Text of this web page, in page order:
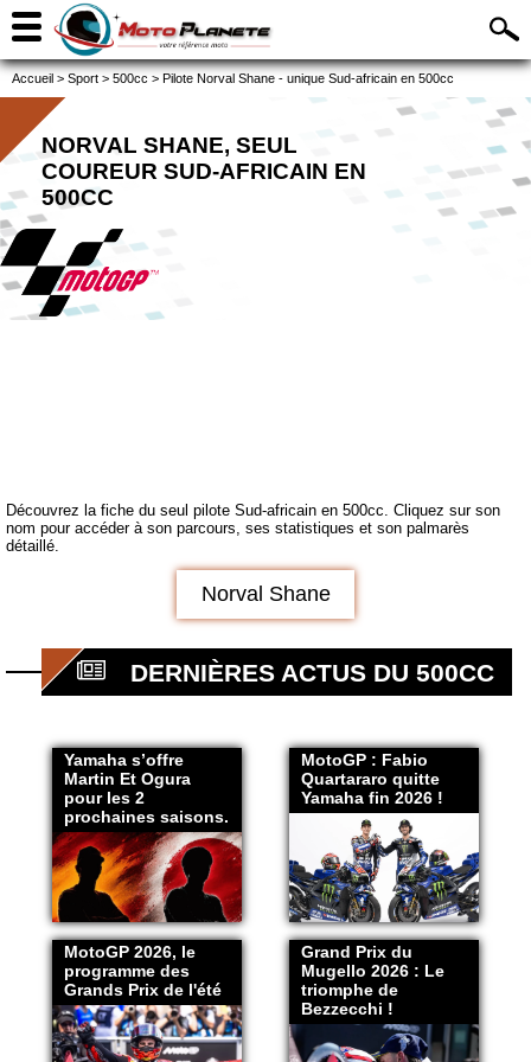
Accueil > Sport > 500cc > Pilote Norval Shane - unique Sud-africain en 500cc
NORVAL SHANE, SEUL
COUREUR SUD-AFRICAIN EN
500CC
Découvrez la fiche du seul pilote Sud-africain en 500cc. Cliquez sur son
nom pour accéder à son parcours, ses statistiques et son palmarès
détaillé.
Norval Shane
DERNIÈRES ACTUS DU 500CC
Yamaha s’offre
Martin Et Ogura
pour les 2
prochaines saisons.
MotoGP : Fabio
Quartararo quitte
Yamaha fin 2026 !
MotoGP 2026, le
programme des
Grands Prix de l'été
Grand Prix du
Mugello 2026 : Le
triomphe de
Bezzecchi !